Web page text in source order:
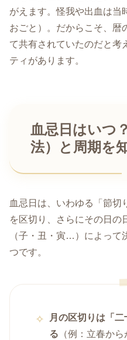
がえます。怪我や出血は当
おごと）。だからこそ、暦
て共有されていたのだと考
ティがあります。
血忌日はいつ
法）と周期を
血忌日は、いわゆる「節切
を区切り、さらにその日の
（子・丑・寅…）によって
つです。
月の区切りは「
る （例：立春から